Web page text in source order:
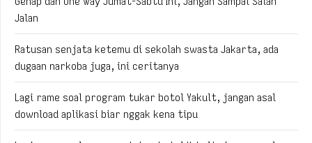
Jalan
Ratusan senjata ketemu di sekolah swasta Jakarta, ada
dugaan narkoba juga, ini ceritanya
Lagi rame soal program tukar botol Yakult, jangan asal
download aplikasi biar nggak kena tipu